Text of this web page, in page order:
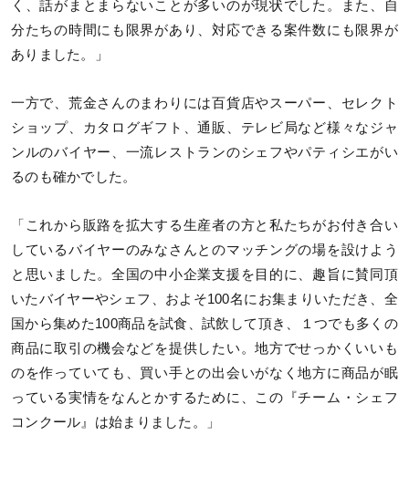
く、話がまとまらないことが多いのが現状でした。また、自
分たちの時間にも限界があり、対応できる案件数にも限界が
ありました。」
一方で、荒金さんのまわりには百貨店やスーパー、セレクト
ショップ、カタログギフト、通販、テレビ局など様々なジャ
ンルのバイヤー、一流レストランのシェフやパティシエがい
るのも確かでした。
「これから販路を拡大する生産者の方と私たちがお付き合い
しているバイヤーのみなさんとのマッチングの場を設けよう
と思いました。全国の中小企業支援を目的に、趣旨に賛同頂
いたバイヤーやシェフ、およそ100名にお集まりいただき、全
国から集めた100商品を試食、試飲して頂き、１つでも多くの
商品に取引の機会などを提供したい。地方でせっかくいいも
のを作っていても、買い手との出会いがなく地方に商品が眠
っている実情をなんとかするために、この『チーム・シェフ
コンクール』は始まりました。」